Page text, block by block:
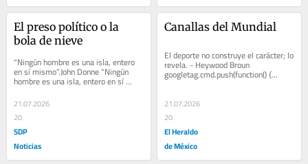
El preso político o la
bola de nieve
“Ningún hombre es una isla, entero
en sí mismo”.John Donne “Ningún
hombre es una isla, entero en sí
mismo”. “Los planes mejor
trazados...
21.07.2026
20
SDP
Noticias
Canallas del Mundial
El deporte no construye el carácter; lo
revela. - Heywood Broun
googletag.cmd.push(function() {...
21.07.2026
20
El Heraldo
de México